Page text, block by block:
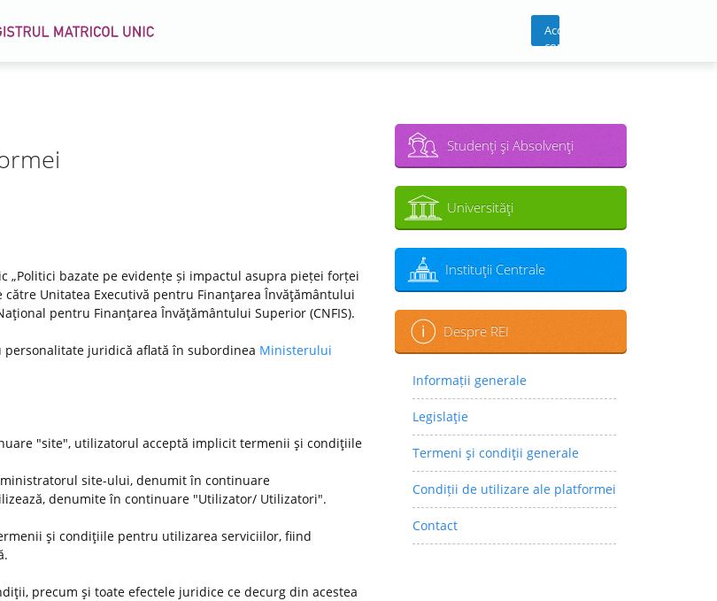
Acces
cont
„Politici bazate pe evidențe și impactul asupra pieței forței
către Unitatea Executivă pentru Finanţarea Învăţământului
pentru Finanţarea Învăţământului Superior (CNFIS).
personalitate juridică aflată în subordinea Ministerului
"site", utilizatorul acceptă implicit termenii şi condiţiile
site-ului, denumit în continuare
denumite în continuare "Utilizator/ Utilizatori".
şi condiţiile pentru utilizarea serviciilor, fiind
precum şi toate efectele juridice ce decurg din acestea
Studenţi şi Absolvenţi
Universităţi
Instituţii Centrale
Despre REI
Informații generale
Legislaţie
Termeni şi condiţii generale
Condiții de utilizare ale platformei
Contact